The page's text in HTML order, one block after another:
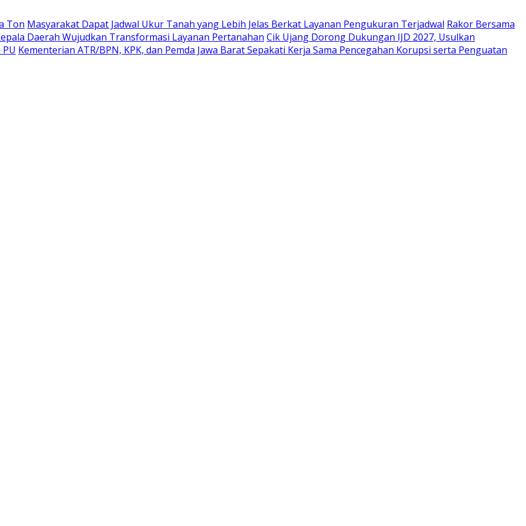
Ton Masyarakat Dapat Jadwal Ukur Tanah yang Lebih Jelas Berkat Layanan Pengukuran Terjadwal Rakor Bersama
Daerah Wujudkan Transformasi Layanan Pertanahan Cik Ujang Dorong Dukungan IJD 2027, Usulkan
Kementerian ATR/BPN, KPK, dan Pemda Jawa Barat Sepakati Kerja Sama Pencegahan Korupsi serta Penguatan